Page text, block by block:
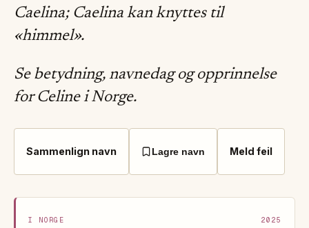
Caelina; Caelina kan knyttes til
«himmel».
Se betydning, navnedag og opprinnelse
for Celine i Norge.
Sammenlign navn Lagre navn Meld feil
I NORGE 2025